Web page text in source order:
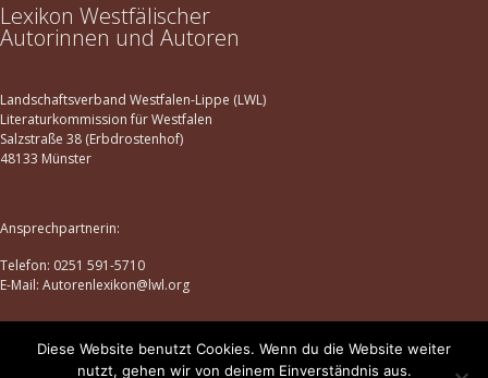
Lexikon Westfälischer
Autorinnen und Autoren
Landschaftsverband Westfalen-Lippe (LWL)
Literaturkommission für Westfalen
Salzstraße 38 (Erbdrostenhof)
48133 Münster
Ansprechpartnerin:
Telefon: 0251 591-5710
E-Mail: Autorenlexikon@lwl.org
Datenschutz |Impressum
Diese Website benutzt Cookies. Wenn du die Website weiter
nutzt, gehen wir von deinem Einverständnis aus.